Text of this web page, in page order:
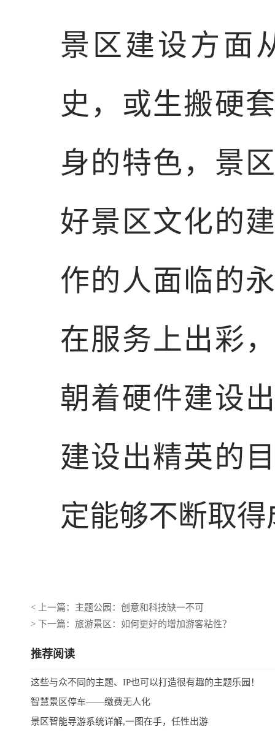
景区建设方面
史，或生搬硬
身的特色，景
好景区文化的
作的人面临的
在服务上出彩
朝着硬件建设
建设出精英的
定能够不断取
< 上一篇：主题公园：创意和科技缺一不可
> 下一篇：旅游景区：如何更好的增加游客粘性？
推荐阅读
这些与众不同的主题、IP也可以打造很有趣的主题乐园！
智慧景区停车——缴费无人化
景区智能导游系统详解,一图在手，任性出游